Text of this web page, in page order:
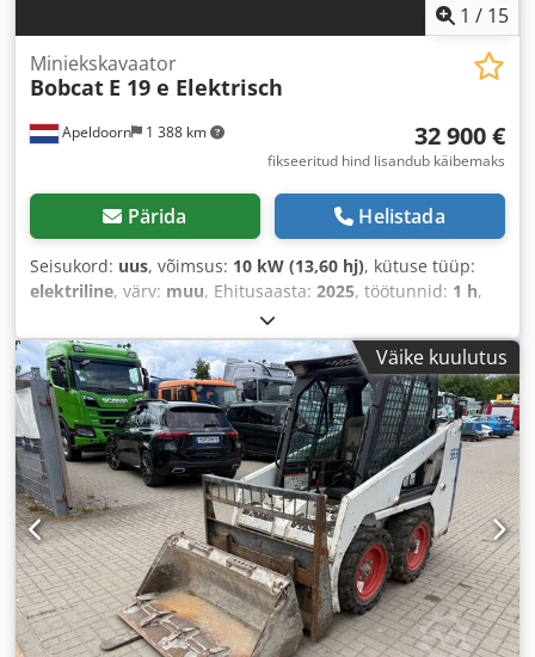
1 / 15
Apeldoorn 1 388 km
Miniekskavaator
Bobcat E 19 e Elektrisch
32 900 €
fikseeritud hind lisandub käibemaks
Pärida Helistada
Seisukord: uus, võimsus: 10 kW (13,60 hj), kütuse tüüp:
elektriline, värv: muu, Ehitusaasta: 2025, töötunnid: 1 h,
Väike kuulutus